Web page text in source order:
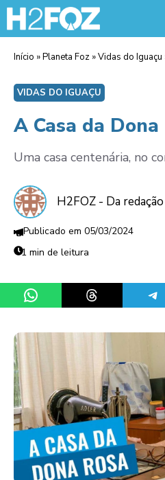
Início »Planeta Foz »Vidas do Iguaçu
VIDAS DO IGUAÇU
A Casa da Dona
Uma casa centenária, no
H2FOZ - Da redação
05/03/2024
1 min de leitura
Share on WhatsAppShare on Threads